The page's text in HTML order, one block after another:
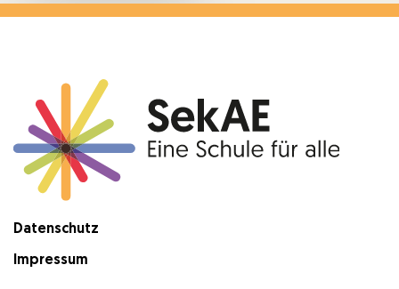
Datenschutz
Impressum